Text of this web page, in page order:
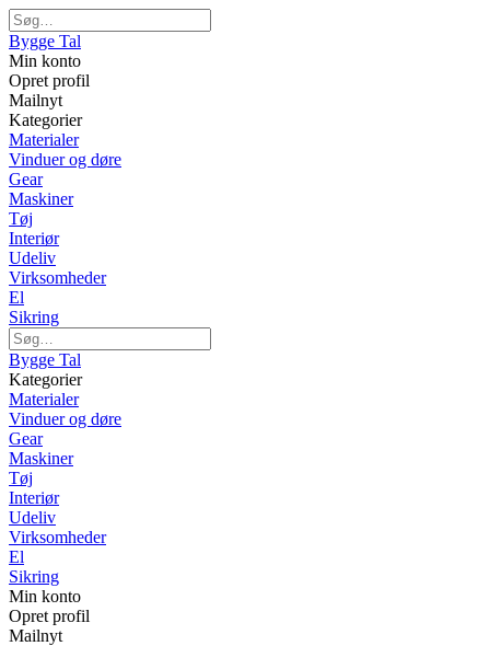
Bygge Tal
Min konto
Opret profil
Mailnyt
Kategorier
Materialer
Vinduer og døre
Gear
Maskiner
Tøj
Interiør
Udeliv
Virksomheder
El
Sikring
Bygge Tal
Kategorier
Materialer
Vinduer og døre
Gear
Maskiner
Tøj
Interiør
Udeliv
Virksomheder
El
Sikring
Min konto
Opret profil
Mailnyt